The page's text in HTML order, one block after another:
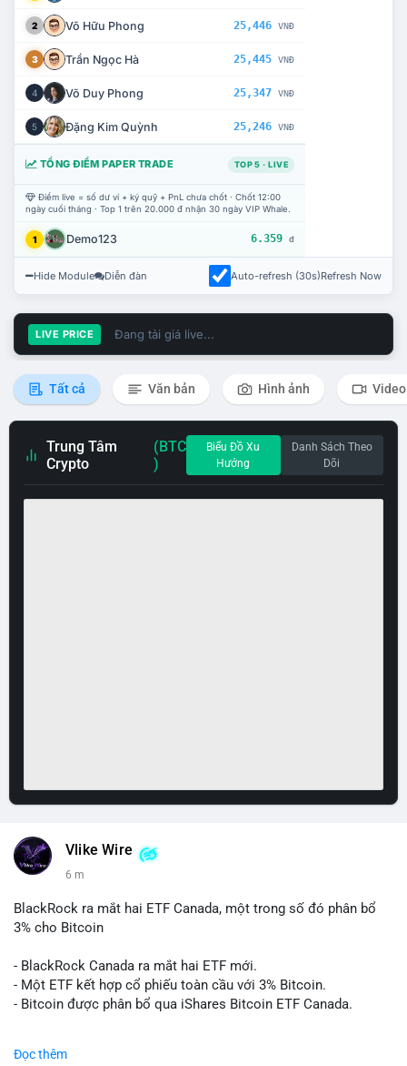
2 Võ Hữu Phong 25,446 VNĐ
3 Trần Ngọc Hà 25,445 VNĐ
4 Võ Duy Phong 25,347 VNĐ
5 Đặng Kim Quỳnh 25,246 VNĐ
TỔNG ĐIỂM PAPER TRADE TOP 5 · LIVE
Điểm live = số dư ví + ký quỹ + PnL chưa chốt · Chốt 12:00
ngày cuối tháng · Top 1 trên 20.000 đ nhận 30 ngày VIP Whale.
1 Demo123 6.359 đ
Hide Module Diễn đàn Auto-refresh (30s)Refresh Now
LIVE PRICE Đang tải giá live...
Tất cả Văn bản Hình ảnh Video
Trung Tâm
Crypto
(BTC
)
Biểu Đồ Xu
Hướng
Danh Sách Theo
Dõi
Vlike Wire
6 m
BlackRock ra mắt hai ETF Canada, một trong số đó phân bổ
3% cho Bitcoin
- BlackRock Canada ra mắt hai ETF mới.
- Một ETF kết hợp cổ phiếu toàn cầu với 3% Bitcoin.
- Bitcoin được phân bổ qua iShares Bitcoin ETF Canada.
Đọc thêm